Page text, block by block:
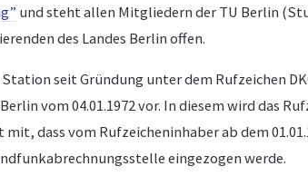
und steht allen Mitgliedern der TU Berlin
des Landes Berlin offen.
seit Gründung unter dem Rufzeichen
vom 04.01.1972 vor. In diesem wird das
dass vom Rufzeicheninhaber ab dem
eingezogen werde.